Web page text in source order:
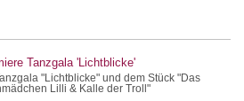
Tanzgala 'Lichtblicke'
"Lichtblicke" und dem Stück "Das
Lilli & Kalle der Troll"